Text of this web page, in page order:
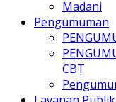
Madani
Pengumuman
CBT